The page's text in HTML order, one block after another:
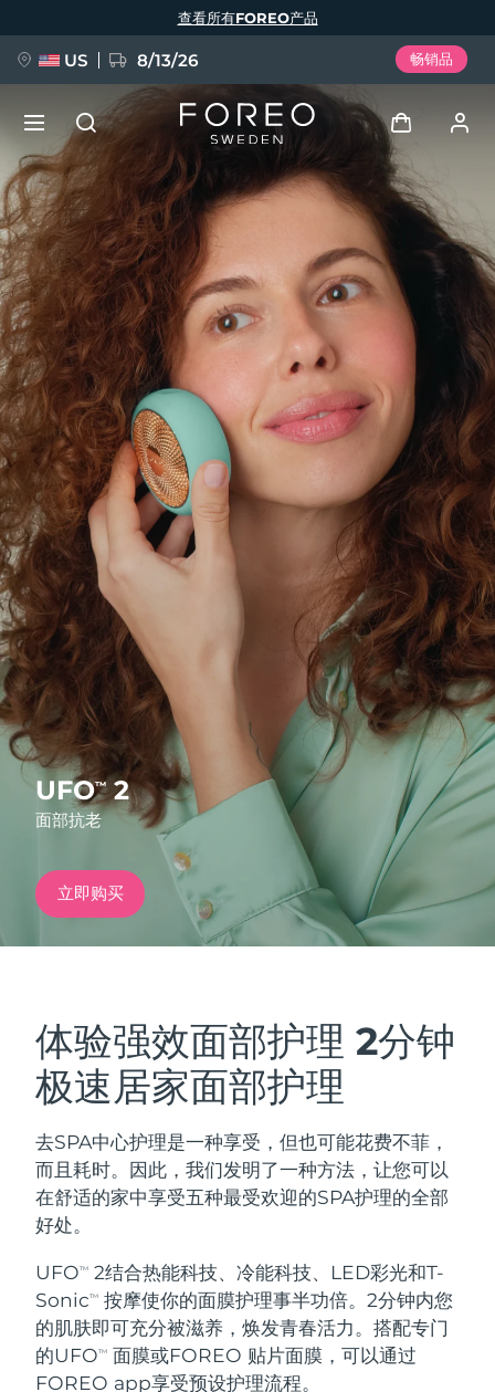
UFO™2
面部抗老
立即购买
体验强效面部护理2分钟
极速居家面部护理
去SPA中心护理是一种享受，但也可能花费不菲，
而且耗时。因此，我们发明了一种方法，让您可以
在舒适的家中享受五种最受欢迎的SPA护理的全部
好处。
UFOTM
2结合热能科技、冷能科技、LED彩光和T-
SonicTM
按摩使你的面膜护理事半功倍。2分钟内您
的肌肤即可充分被滋养，焕发青春活力。搭配专门
的UFOTM
面膜或FOREO 贴片面膜，可以通过
FOREO app享受预设护理流程。
查看所有FOREO产品
US 8/13/26 畅销品
登录
用户信息
我的设备
我的订单
我的地址
我的订阅
新品
FAQ™ Pure Beauty-Tech Elixir
BREAKING NEWS
issa™ Teeth Whitening Set
FAQ™ Dual LED Panel
热门产品
特别优惠 畅销产品
红光疗法
LUNA™ 4 套装
Anti-aging massage
LUNA™ 4 Plus
Massage, LED heating
LUNA™ 4 Men
BEAR™ 2 套装
Microcurrent toning
BEAR™ 2 go
Microcurrent toning on-the-go
BEAR™ 2 eyes & lips
UFO™ 3 套装
Deep facial hydration
issa™ 4
Hybrid silicone sonic toothbrush
FAQ™ 抗老护理
NEW
语言
English Deutsch
Español
Français
Italiano
Português
Polski
Svenska
Русский
Türkçe
简体中文 繁體中文
发货国家
美国 预计送达日期 8/13/26
英国 预计送达日期8/12/26
西班牙 预计送达日期8/12/26
澳大利亚 预计送达日期 8/15/26
法国 预计送达日期 8/12/26
德国 预计送达日期 8/12/26
加拿大 预计送达日期
奥地利 预计送达日期 8/12/26
巴林 预计送达日期
比利时 预计送达日期 8/12/26
百慕大 预计送达日期8/18/26
波斯尼亚和黑塞哥维那
文莱 预计送达日期 8/17/26
保加利亚 预计送达日期8/12/26